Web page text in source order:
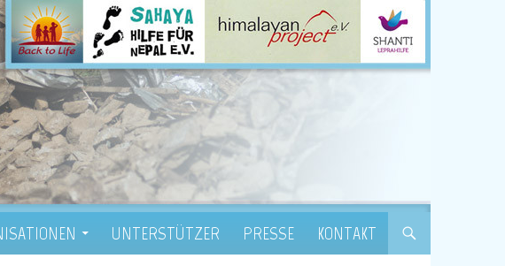
UNTERSTÜTZER PRESSE KONTAKT